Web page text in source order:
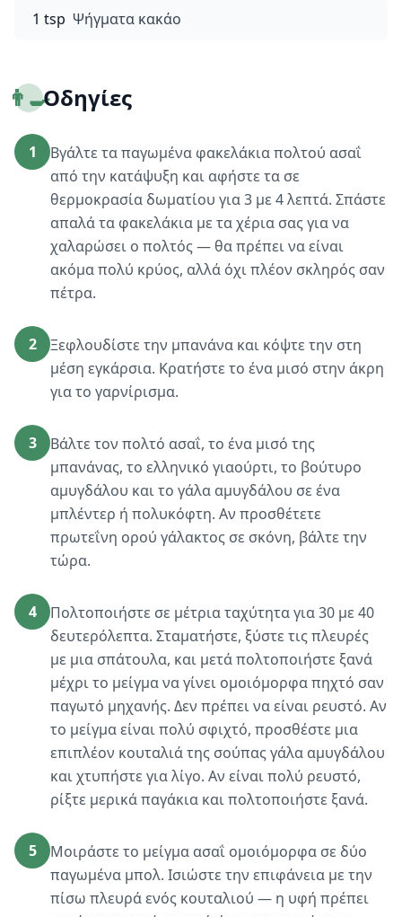
1 tsp Ψήγματα κακάο
👨‍🍳Οδηγίες
1
Βγάλτε τα παγωμένα φακελάκια πολτού ασαΐ
από την κατάψυξη και αφήστε τα σε
θερμοκρασία δωματίου για 3 με 4 λεπτά. Σπάστε
απαλά τα φακελάκια με τα χέρια σας για να
χαλαρώσει ο πολτός — θα πρέπει να είναι
ακόμα πολύ κρύος, αλλά όχι πλέον σκληρός σαν
πέτρα.
2
Ξεφλουδίστε την μπανάνα και κόψτε την στη
μέση εγκάρσια. Κρατήστε το ένα μισό στην άκρη
για το γαρνίρισμα.
3
Βάλτε τον πολτό ασαΐ, το ένα μισό της
μπανάνας, το ελληνικό γιαούρτι, το βούτυρο
αμυγδάλου και το γάλα αμυγδάλου σε ένα
μπλέντερ ή πολυκόφτη. Αν προσθέτετε
πρωτεΐνη ορού γάλακτος σε σκόνη, βάλτε την
τώρα.
4
Πολτοποιήστε σε μέτρια ταχύτητα για 30 με 40
δευτερόλεπτα. Σταματήστε, ξύστε τις πλευρές
με μια σπάτουλα, και μετά πολτοποιήστε ξανά
μέχρι το μείγμα να γίνει ομοιόμορφα πηχτό σαν
παγωτό μηχανής. Δεν πρέπει να είναι ρευστό. Αν
το μείγμα είναι πολύ σφιχτό, προσθέστε μια
επιπλέον κουταλιά της σούπας γάλα αμυγδάλου
και χτυπήστε για λίγο. Αν είναι πολύ ρευστό,
ρίξτε μερικά παγάκια και πολτοποιήστε ξανά.
5
Μοιράστε το μείγμα ασαΐ ομοιόμορφα σε δύο
παγωμένα μπολ. Ισιώστε την επιφάνεια με την
πίσω πλευρά ενός κουταλιού — η υφή πρέπει